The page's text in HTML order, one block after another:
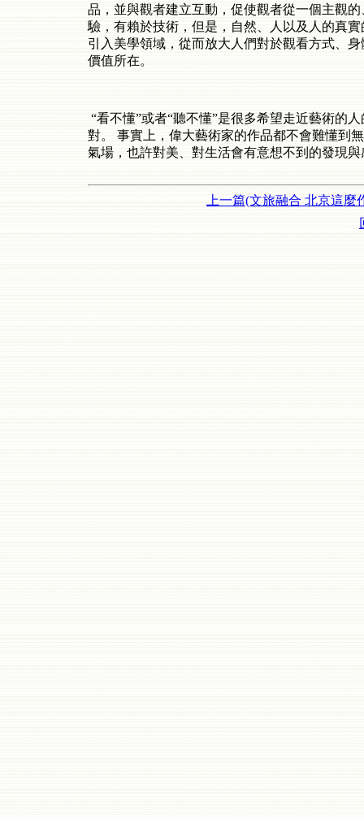
品，並與觀者建立互動，促使觀者從一個主觀
驗，有賴於技術，但是，自然、人以及人的真
引入美學領域，從而放大人們對於觀看方式、
價值所在。
“看不懂”或者“聽不懂”是很多希望走近藝術的
對。 事實上，偉大藝術家的作品都不會難懂到
氣場，也許對美、對生活會有意想不到的發現與
上一篇(文旅融合 北京這麼